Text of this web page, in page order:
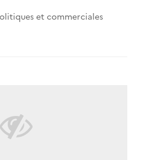
et commerciales